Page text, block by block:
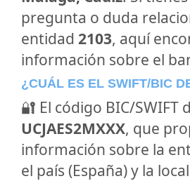
pregunta o duda
entidad 2103, aquí
información sobre el
¿CUÁL ES EL SWIFT/BIC
🔐 El código BIC/SWIFT
UCJAES2MXXX, que
información sobre la
el país (España) y la